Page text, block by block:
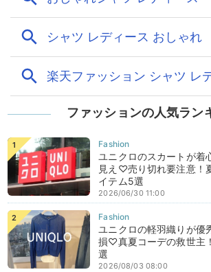
ファッションの人気ラン
ユニクロのスカートが着
見え♡売り切れ要注意！
イテム5選
2026/06/30 11:00
ユニクロの軽羽織りが優
損♡真夏コーデの救世主
選
2026/08/03 08:00